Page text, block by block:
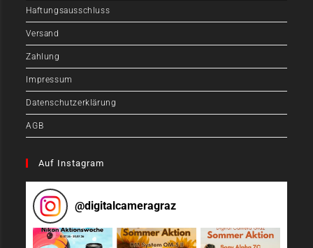
Haftungsausschluss
Versand
Zahlung
Impressum
Datenschutzerklärung
AGB
Auf Instagram
@digitalcameragraz